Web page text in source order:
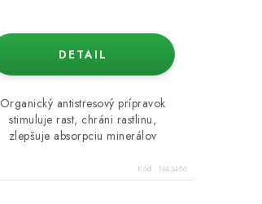
DETAIL
Organický antistresový prípravok
stimuluje rast, chráni rastlinu,
zlepšuje absorpciu minerálov
Kód: N43486